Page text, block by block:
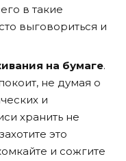
в такие
выговориться и
на бумаге.
не думая о
и
хранить не
это
и сожгите